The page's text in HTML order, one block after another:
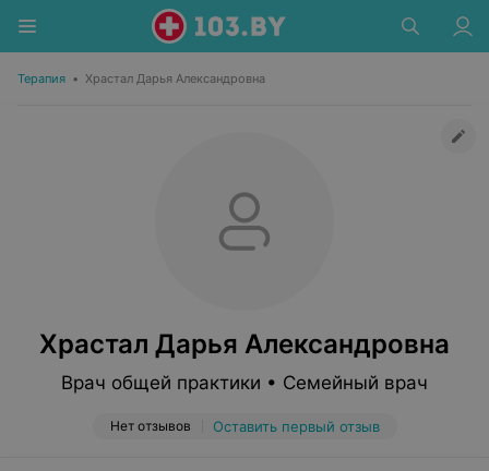
Терапия • Храстал Дарья Александровна
Храстал Дарья Александровна
Врач общей практики • Семейный врач
Нет отзывов Оставить первый отзыв